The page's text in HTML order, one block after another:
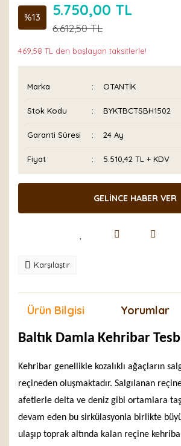
%13 5.750,00 TL
6.612,50 TL
469,58 TL den başlayan taksitlerle!
Marka OTANTİK
Stok Kodu BYKTBCTSBH1502
Garanti Süresi 24 Ay
Fiyat 5.510,42 TL + KDV
GELİNCE HABER VER
Karşılaştır
Ürün Bilgisi Yorumlar
Baltık Damla Kehribar
Kehribar genellikle kozalıklı ağaçların
reçineden oluşmaktadır. Salgılanan
afetlerle delta ve deniz gibi ortamlara
devam eden bu sirkülasyonla birlikte
ulaşıp toprak altında kalan reçine